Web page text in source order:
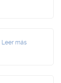
Leer más